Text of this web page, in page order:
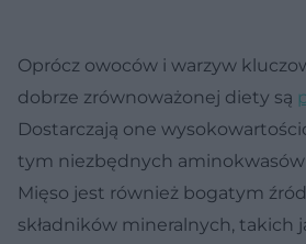
Oprócz owoców i warzyw
dobrze zrównoważonej diety są
Dostarczają one
tym niezbędnych
Mięso jest również bogatym
składników mineralnych, takich